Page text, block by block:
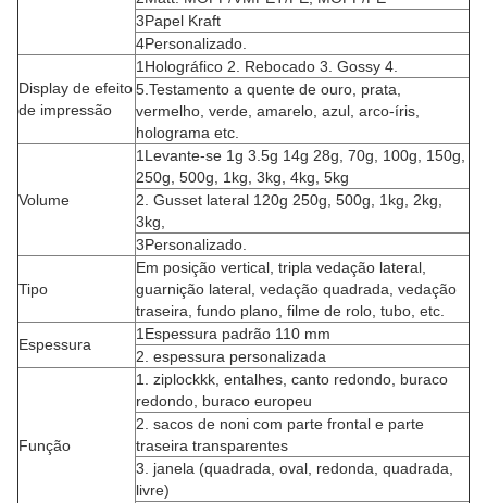
3Papel Kraft
4Personalizado.
Display de efeito
de impressão
1Holográfico 2. Rebocado 3. Gossy 4.
5.Testamento a quente de ouro, prata,
vermelho, verde, amarelo, azul, arco-íris,
holograma etc.
Volume
1Levante-se 1g 3.5g 14g 28g, 70g, 100g, 150g,
250g, 500g, 1kg, 3kg, 4kg, 5kg
2. Gusset lateral 120g 250g, 500g, 1kg, 2kg,
3kg,
3Personalizado.
Tipo
Em posição vertical, tripla vedação lateral,
guarnição lateral, vedação quadrada, vedação
traseira, fundo plano, filme de rolo, tubo, etc.
Espessura
1Espessura padrão 110 mm
2. espessura personalizada
Função
1. ziplockkk, entalhes, canto redondo, buraco
redondo, buraco europeu
2. sacos de noni com parte frontal e parte
traseira transparentes
3. janela (quadrada, oval, redonda, quadrada,
livre)